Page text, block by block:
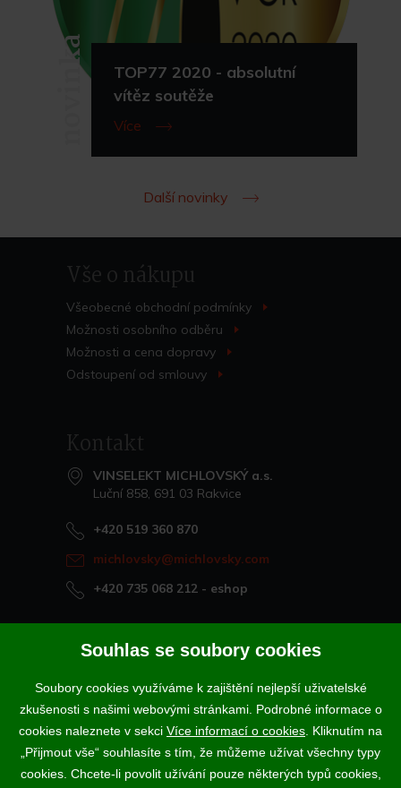
TOP77 2020 - absolutní
vítěz soutěže
novinka Více
Další novinky
Vše o nákupu
Všeobecné obchodní podmínky
Možnosti osobního odběru
Možnosti a cena dopravy
Odstoupení od smlouvy
Kontakt
VINSELEKT MICHLOVSKÝ a.s.
Luční 858, 691 03 Rakvice
+420 519 360 870
michlovsky@michlovsky.com
+420 735 068 212 - eshop
Naše vína offline
Vinotéka Rakvice
>
Vinotéky a degustační centra
>
Podle zákona o evidenci tržeb je prodávající povinen vystavit
kupujícímu účtenku. Zároveň je povinen zaevidovat přijatou tržbu u
Souhlas se soubory cookies
Soubory cookies využíváme k zajištění nejlepší uživatelské
zkušenosti s našimi webovými stránkami. Podrobné informace o
cookies naleznete v sekci Více informací o cookies . Kliknutím na
„Přijmout vše“ souhlasíte s tím, že můžeme užívat všechny typy
cookies. Chcete-li povolit užívání pouze některých typů cookies,